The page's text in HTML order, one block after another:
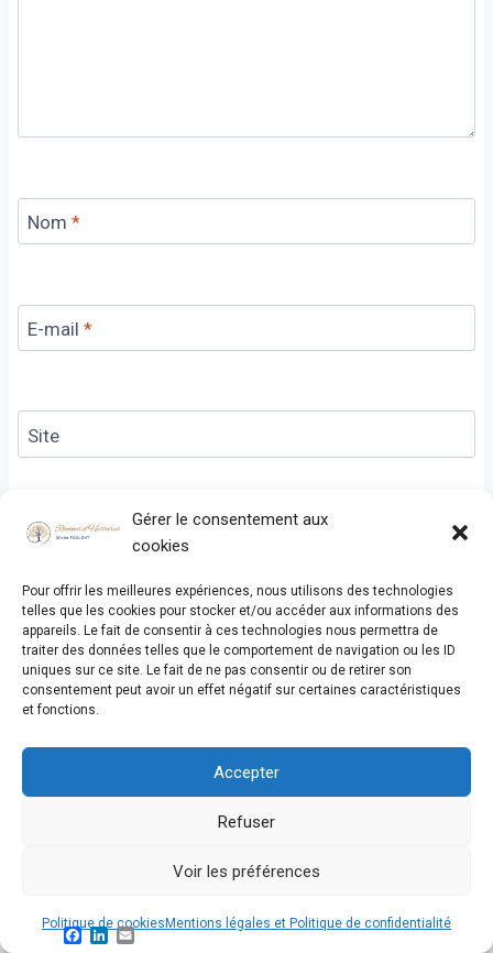
Gérer le consentement aux
cookies
Pour offrir les meilleures expériences, nous utilisons des technologies
telles que les cookies pour stocker et/ou accéder aux informations des
appareils. Le fait de consentir à ces technologies nous permettra de
traiter des données telles que le comportement de navigation ou les ID
uniques sur ce site. Le fait de ne pas consentir ou de retirer son
consentement peut avoir un effet négatif sur certaines caractéristiques
et fonctions.
Accepter
Refuser
Voir les préférences
Politique de cookies Mentions légales et Politique de confidentialité
Nom *
E-mail *
Site
navigateur pour mon prochain commentaire.
nouvel article
2 commentaires
9 avril 2024 à 15h17
Quelle histoire passionnante, comme d’habitude on a
Facebook
LinkedIn
Email